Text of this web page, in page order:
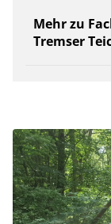
Mehr zu
Tremser